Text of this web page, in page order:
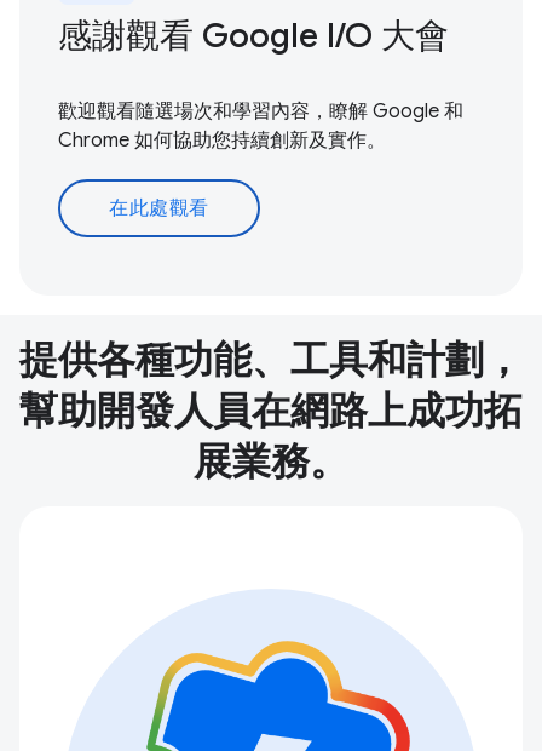
感謝觀看 Google I / O 大會
歡迎觀看隨選場次和學習內容，瞭解 Google 和
Chrome 如何協助您持續創新及實作。
在此處觀看
提供各種功能、工具和計劃，
幫助開發人員在網路上成功拓
展業務。